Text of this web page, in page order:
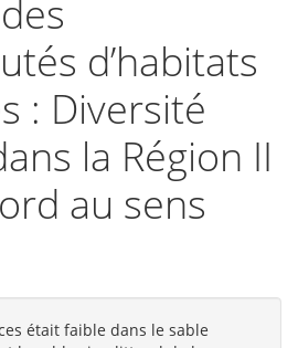
d’habitats
: Diversité
la Région II
au sens
était faible dans le sable